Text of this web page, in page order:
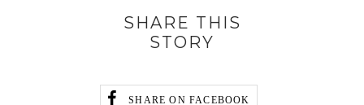
SHARE THIS
STORY
SHARE ON FACEBOOK